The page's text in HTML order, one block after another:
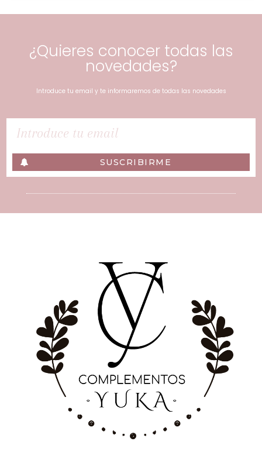
¿Quieres conocer todas las
novedades?
Introduce tu email y te informaremos de todas las novedades
SUSCRIBIRME